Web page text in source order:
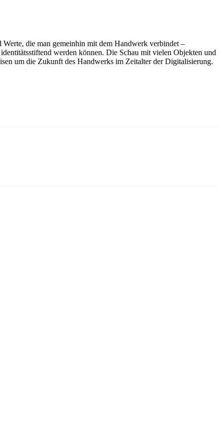
die man gemeinhin mit dem Handwerk verbindet –
werden können. Die Schau mit vielen Objekten und
um die Zukunft des Handwerks im Zeitalter der Digitalisierung.